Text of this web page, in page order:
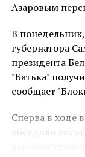
НЕ ПРОПУСТИ
войны
Азаровым
В
губернатора
президента
"Батька"
сообщает
Сперва в ходе
обсудили